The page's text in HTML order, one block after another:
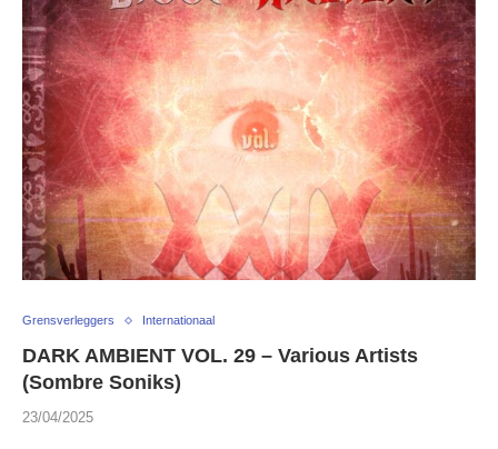
Grensverleggers Internationaal
DARK AMBIENT VOL. 29 – Various Artists
(Sombre Soniks)
23/04/2025